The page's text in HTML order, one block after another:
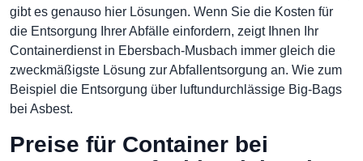
gibt es genauso hier Lösungen. Wenn Sie die Kosten für
die Entsorgung Ihrer Abfälle einfordern, zeigt Ihnen Ihr
Containerdienst in Ebersbach-Musbach immer gleich die
zweckmäßigste Lösung zur Abfallentsorgung an. Wie zum
Beispiel die Entsorgung über luftundurchlässige Big-Bags
bei Asbest.
Preise für Container bei